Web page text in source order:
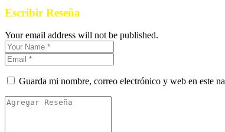
Escribir Reseña
Your email address will not be published.
Guarda mi nombre, correo electrónico y web en este